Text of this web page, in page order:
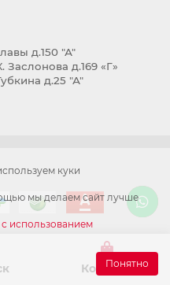
куки
мы делаем сайт лучше
использованием
Понятно
д.150 "А"
д.169 «Г»
д.25 "А"
Корзина